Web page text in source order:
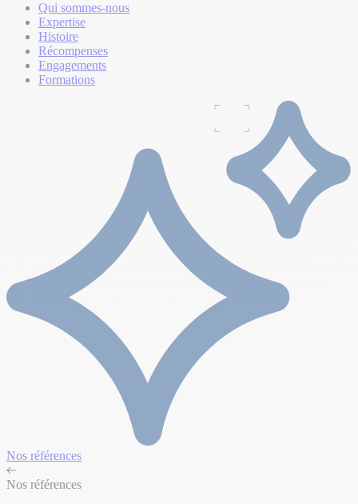
Qui sommes-nous
Expertise
Histoire
Récompenses
Engagements
Formations
Nos références
Nos références